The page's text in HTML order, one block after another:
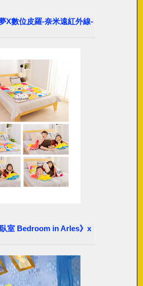
X數位皮羅-奈米遠紅外線-
室 Bedroom in Arles》x